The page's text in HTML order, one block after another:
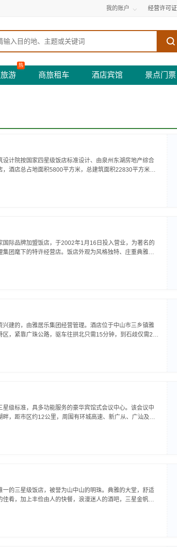
我的账户 经营许可证
游
热
商旅租车 酒店宾馆 景点门票
计院按国家四星级饭店标准设计、由泉州东湖房地产综合
酒店总占地面积5800平方米，总建筑面积22830平方米，
际品牌加盟饭店，于2002年1月16日投入营业，为著名的
团麾下的特许经营店。饭店外观为风格独特、庄重典雅的
建的，由雅居乐集团经营管理。酒店位于中山市三乡镇雅
区，紧靠广珠公路，驱车往拱北只需15分钟，到石歧仅需20
级标准，具多功能服务的豪华宾馆式会议中心。该会议中
，距市区约12公里，周围有环城高速、新广从、广汕及天
的三星级饭店，被誉为山中山的明珠。典雅的大堂，舒适
肴，加上丰俭由人的快餐，浪漫迷人的酒吧，三星金帆，